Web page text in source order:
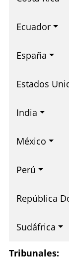
Tribunales:
Ecuador
España
Estados
India
México
Perú
República
Sudáfrica